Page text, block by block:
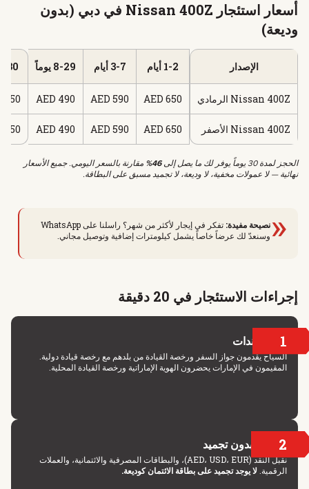
أسعار استئجار Nissan 400Z في دبي (بدون
وديعة)
الإصدار 1-2 أيام 3-7 أيام 8-29 يوماً 30+ يوم
Nissan 400Z الرمادي 650 AED
590 AED
490 AED
350 AED
Nissan 400Z الأصفر 650 AED
590 AED
490 AED
350 AED
الحجز لمدة 30 يوماً يوفر لك ما يصل إلى 46%
مقارنة بالسعر اليومي. جميع الأسعار
نهائية — لا عمولات مخفية، لا وديعة، لا تجميد مسبق على البطاقة.
«نصيحة مفيدة:
تفكر في إيجار لأكثر من شهر؟ راسلنا على WhatsApp
وسنعدّ لك عرضاً خاصاً يشمل كيلومترات إضافية وتوصيل مجاني.
إجراءات الاستئجار في 20 دقيقة
1 المستندات
السياح يقدمون جواز السفر ورخصة القيادة من بلدهم مع رخصة قيادة دولية.
المقيمون في الإمارات يحضرون الهوية الإماراتية ورخصة القيادة المحلية.
2 الدفع بدون تجميد
نقبل النقد (AED، USD، EUR)، والبطاقات المصرفية والائتمانية، والعملات
الرقمية. لا يوجد تجميد على بطاقة الائتمان كوديعة.